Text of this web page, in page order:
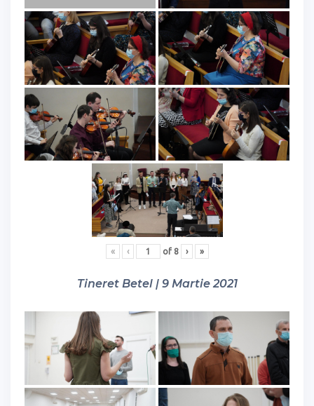
« ‹ of 8 › »
Tineret Betel | 9 Martie 2021